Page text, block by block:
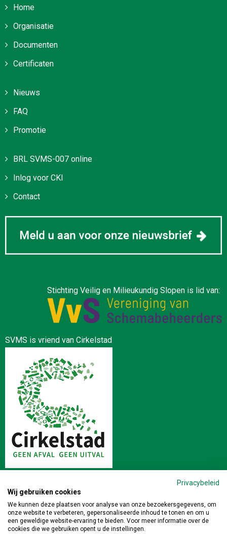
Home
Organisatie
Documenten
Certificaten
Nieuws
FAQ
Promotie
BRL SVMS-007 online
Inlog voor CKI
Contact
Stichting Veilig en Milieukundig Slopen is lid van:
SVMS is vriend van Cirkelstad
Stichting Veilig en Milieukundig Slopen | Postbus 64 4190 CB
GELDERMALSEN | 0345-471391 |info@veiligslopen.nl
Privacybeleid
Wij gebruiken cookies
We kunnen deze plaatsen voor analyse van onze bezoekersgegevens, om
onze website te verbeteren, gepersonaliseerde inhoud te tonen en om u
een geweldige website-ervaring te bieden. Voor meer informatie over de
cookies die we gebruiken opent u de instellingen.